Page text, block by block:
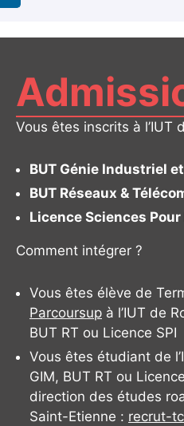
Vous êtes inscrits à l’IUT
BUT Génie Industriel
BUT Réseaux &
Licence Sciences Pour
Comment intégrer ?
Vous êtes élève de
Parcoursup à l’IUT de
BUT RT ou Licence SPI
Vous êtes étudiant de
GIM, BUT RT ou
direction des études
Saint-Etienne : recrut-